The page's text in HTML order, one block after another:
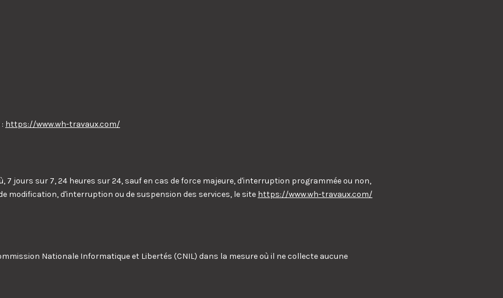
https://www.wh-travaux.com/
7 jours sur 7, 24 heures sur 24, sauf en cas de force majeure, d'interruption programmée ou non,
modification, d'interruption ou de suspension des services, le site https://www.wh-travaux.com/
Nationale Informatique et Libertés (CNIL) dans la mesure où il ne collecte aucune